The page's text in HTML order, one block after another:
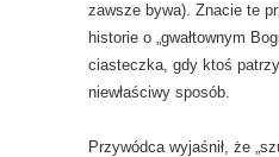
zawsze bywa). Znacie te
historie o „gwałtownym
ciasteczka, gdy ktoś
niewłaściwy sposób.
Przywódca wyjaśnił, że